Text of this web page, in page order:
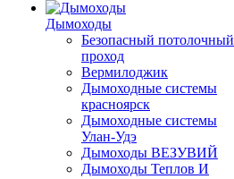
Дымоходы
Безопасный потолочный
проход
Вермилоджик
Дымоходные системы
красноярск
Дымоходные системы
Улан-Удэ
Дымоходы ВЕЗУВИЙ
Дымоходы Теплов И